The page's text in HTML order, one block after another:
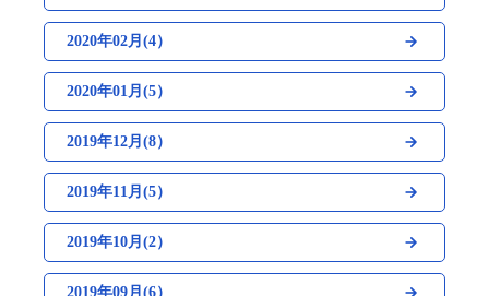
2020年02月(4）
2020年01月(5）
2019年12月(8）
2019年11月(5）
2019年10月(2）
2019年09月(6）